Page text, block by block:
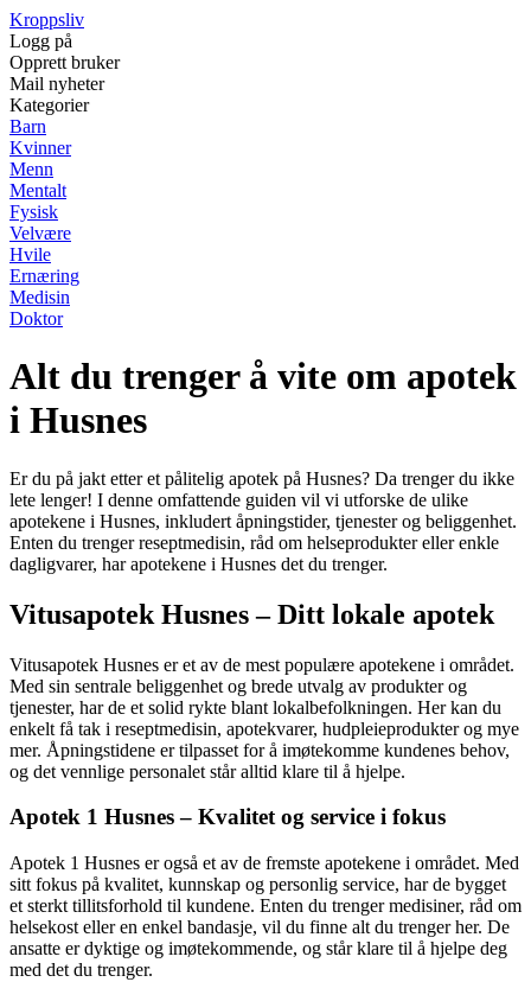
Kroppsliv
Logg på
Opprett bruker
Mail nyheter
Kategorier
Barn
Kvinner
Menn
Mentalt
Fysisk
Velvære
Hvile
Ernæring
Medisin
Doktor
Alt du trenger å vite om apotek
i Husnes
Er du på jakt etter et pålitelig apotek på Husnes? Da trenger du ikke
lete lenger! I denne omfattende guiden vil vi utforske de ulike
apotekene i Husnes, inkludert åpningstider, tjenester og beliggenhet.
Enten du trenger reseptmedisin, råd om helseprodukter eller enkle
dagligvarer, har apotekene i Husnes det du trenger.
Vitusapotek Husnes – Ditt lokale apotek
Vitusapotek Husnes er et av de mest populære apotekene i området.
Med sin sentrale beliggenhet og brede utvalg av produkter og
tjenester, har de et solid rykte blant lokalbefolkningen. Her kan du
enkelt få tak i reseptmedisin, apotekvarer, hudpleieprodukter og mye
mer. Åpningstidene er tilpasset for å imøtekomme kundenes behov,
og det vennlige personalet står alltid klare til å hjelpe.
Apotek 1 Husnes – Kvalitet og service i fokus
Apotek 1 Husnes er også et av de fremste apotekene i området. Med
sitt fokus på kvalitet, kunnskap og personlig service, har de bygget
et sterkt tillitsforhold til kundene. Enten du trenger medisiner, råd om
helsekost eller en enkel bandasje, vil du finne alt du trenger her. De
ansatte er dyktige og imøtekommende, og står klare til å hjelpe deg
med det du trenger.